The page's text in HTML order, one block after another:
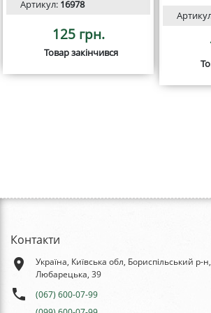
Артикул: 16978
125 грн.
Товар закінчився
Контакти
place
Україна, Київська обл, Бориспільський р-н,
Любарецька, 39
phone
(067) 600-07-99